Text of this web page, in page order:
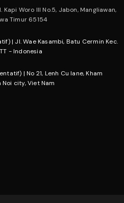
Kapi Woro III No.5, Jabon, Mangliawan,
Timur 65154
| Jl. Wae Kasambi, Batu Cermin Kec.
- Indonesia
| No 21, Lenh Cu lane, Kham
city, Viet Nam